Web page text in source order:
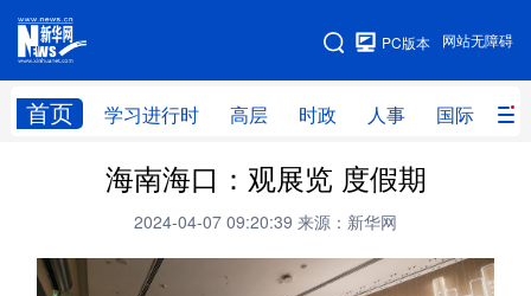
网站无障碍
PC版本
首页 学习进行时 高层 时政 人事 国际 财
网站地图
学习进行时 高层 时政
财经 网评
台湾 思客智库 全球连线 教育
海南海口：观展览 度假期
2024-04-07 09:20:39 来源：新华网